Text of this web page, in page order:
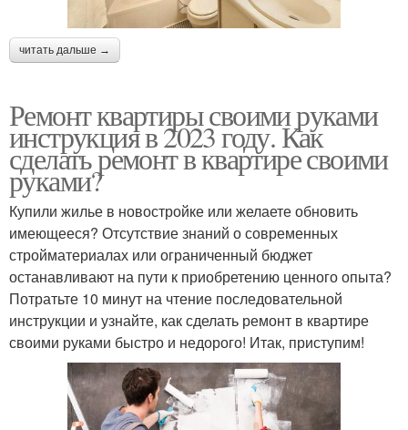
читать дальше →
Ремонт квартиры своими руками
инструкция в 2023 году. Как
сделать ремонт в квартире своими
руками?
Купили жилье в новостройке или желаете обновить
имеющееся? Отсутствие знаний о современных
стройматериалах или ограниченный бюджет
останавливают на пути к приобретению ценного опыта?
Потратьте 10 минут на чтение последовательной
инструкции и узнайте, как сделать ремонт в квартире
своими руками быстро и недорого! Итак, приступим!